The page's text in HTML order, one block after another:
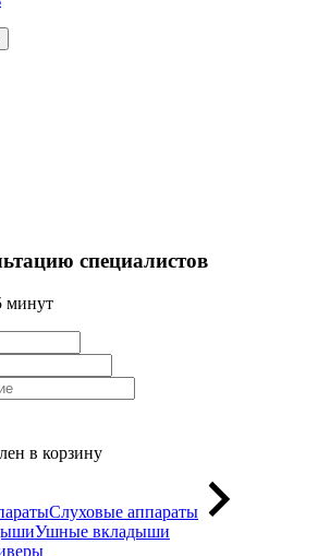
специалистов
минут
в корзину
Слуховые аппараты
Ушные вкладыши